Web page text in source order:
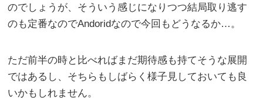
のでしょうが、そういう感じになりつつ結局取り逃す
のも定番なのでAndoridなので今回もどうなるか…。
ただ前半の時と比べればまだ期待感も持てそうな展開
ではあるし、そちらもしばらく様子見しておいても良
いかもしれません。